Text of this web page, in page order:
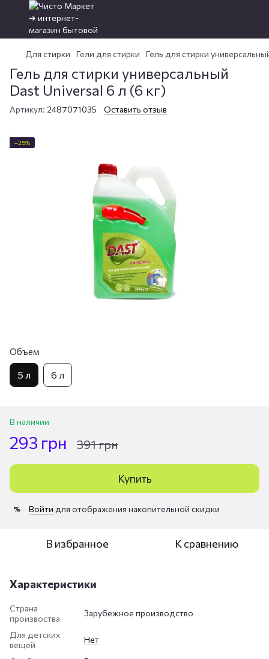
Для стирки Гели для стирки Гель для стирки
Гель для стирки универсальный
Dast Universal 6 л (6 кг)
Артикул: 2487071035 Оставить отзыв
−25%
Объем
5 л 6 л
В наличии
293 грн 391 грн
Купить
% Войти для отображения накопительной скидки
В избранное К сравнению
Характеристики
Страна
произвоства
Зарубежное производство
Для детских
вещей
Нет